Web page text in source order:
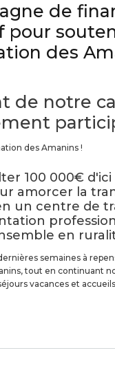
de
pour
des
de notre
des Amanins !
100 000€ d'ici
amorcer la
un centre de
en
semaines à
tout en continuant
vacances et